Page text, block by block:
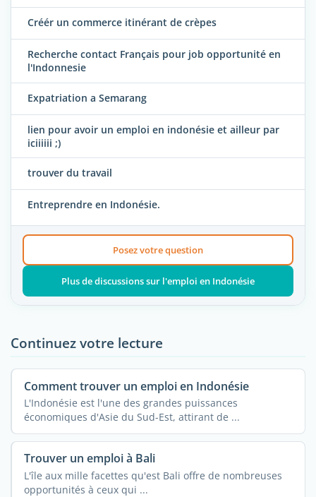
Créér un commerce itinérant de crèpes
Recherche contact Français pour job opportunité en
l'Indonnesie
Expatriation a Semarang
lien pour avoir un emploi en indonésie et ailleur par
iciiiiii ;)
trouver du travail
Entreprendre en Indonésie.
Posez votre question
Plus de discussions sur l'emploi en Indonésie
Continuez votre lecture
Comment trouver un emploi en Indonésie
L'Indonésie est l'une des grandes puissances
économiques d'Asie du Sud-Est, attirant de ...
Trouver un emploi à Bali
L'île aux mille facettes qu'est Bali offre de nombreuses
opportunités à ceux qui ...